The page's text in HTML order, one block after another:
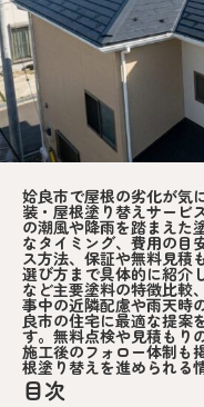
姶良市で屋根の劣化が気
装・屋根塗り替えサービ
の潮風や降雨を踏まえた
なタイミング、費用の目
ス方法、保証や無料見積
選び方まで具体的に紹介
など主要塗料の特徴比較
事中の近隣配慮や雨天時
良市の住宅に最適な提案
す。無料点検や見積もり
施工後のフォロー体制も
根塗り替えを進められる
目次